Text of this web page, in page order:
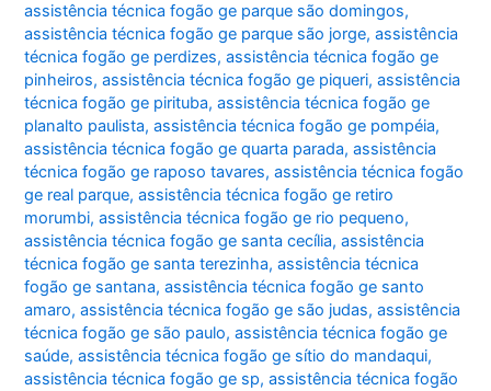
assistência técnica fogão ge parque são domingos,
assistência técnica fogão ge parque são jorge,assistência
técnica fogão ge perdizes,assistência técnica fogão ge
pinheiros,assistência técnica fogão ge piqueri,assistência
técnica fogão ge pirituba,assistência técnica fogão ge
planalto paulista,assistência técnica fogão ge pompéia,
assistência técnica fogão ge quarta parada,assistência
técnica fogão ge raposo tavares,assistência técnica fogão
ge real parque,assistência técnica fogão ge retiro
morumbi,assistência técnica fogão ge rio pequeno,
assistência técnica fogão ge santa cecília,assistência
técnica fogão ge santa terezinha,assistência técnica
fogão ge santana,assistência técnica fogão ge santo
amaro,assistência técnica fogão ge são judas,assistência
técnica fogão ge são paulo,assistência técnica fogão ge
saúde,assistência técnica fogão ge sítio do mandaqui,
assistência técnica fogão ge sp,assistência técnica fogão